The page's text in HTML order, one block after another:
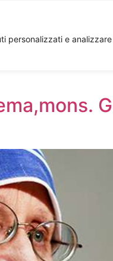
personalizzati e analizzare